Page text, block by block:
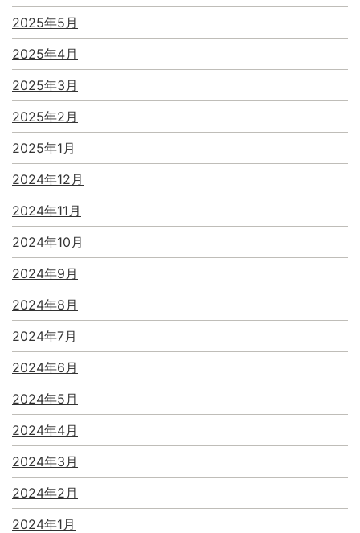
2025年5月
2025年4月
2025年3月
2025年2月
2025年1月
2024年12月
2024年11月
2024年10月
2024年9月
2024年8月
2024年7月
2024年6月
2024年5月
2024年4月
2024年3月
2024年2月
2024年1月